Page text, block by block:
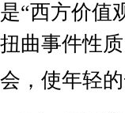
是“西方价值
扭曲事件性
会，使年轻的